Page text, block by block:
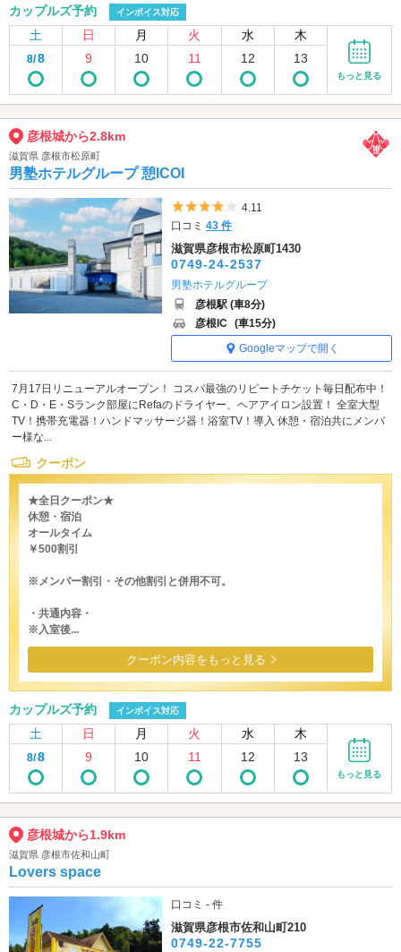
カップルズ予約 インボイス対応
土 日 月 火 水 木
8/8 9 10 11 12 13
もっと見る
彦根城から2.8km
滋賀県 彦根市松原町
男塾ホテルグループ 憩ICOI
5つ星のうち4
4.11
口コミ43 件
滋賀県彦根市松原町1430
0749-24-2537
男塾ホテルグループ
彦根駅 (車8分)
彦根IC (車15分)
Googleマップで開く
7月17日リニューアルオープン！ コスパ最強のリピートチケット毎日配布中！
C・D・E・Sランク部屋にRefaのドライヤー、ヘアアイロン設置！ 全室大型
TV！携帯充電器！ハンドマッサージ器！浴室TV！導入 休憩・宿泊共にメンバ
ー様な...
クーポン
★全日クーポン★
休憩・宿泊
オールタイム
￥500割引
※メンバー割引・その他割引と併用不可。
・共通内容・
※入室後...
クーポン内容をもっと見る
カップルズ予約 インボイス対応
土 日 月 火 水 木
8/8 9 10 11 12 13
もっと見る
彦根城から1.9km
滋賀県 彦根市佐和山町
Lovers space
口コミ - 件
滋賀県彦根市佐和山町210
0749-22-7755